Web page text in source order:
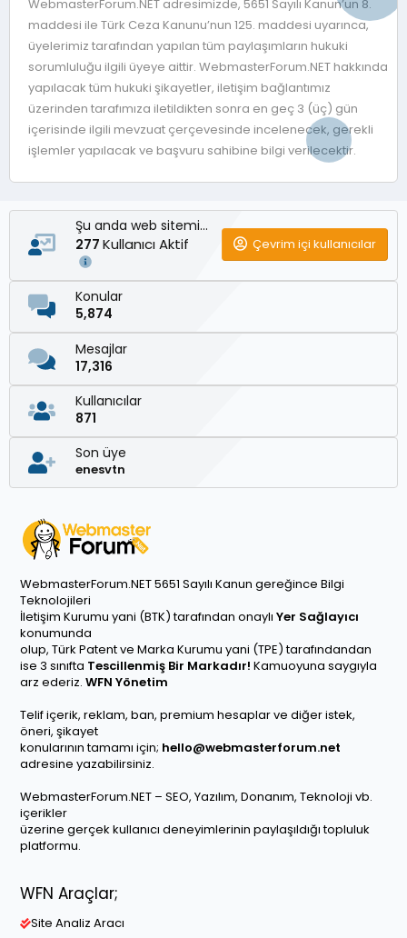
WebmasterForum.NET adresimizde, 5651 Sayılı Kanun’un 8.
maddesi ile Türk Ceza Kanunu’nun 125. maddesi uyarınca,
üyelerimiz tarafından yapılan tüm paylaşımların hukuki
sorumluluğu ilgili üyeye aittir. WebmasterForum.NET hakkında
yapılacak tüm hukuki şikayetler, iletişim bağlantımız
üzerinden tarafımıza iletildikten sonra en geç 3 (üç) gün
içerisinde ilgili mevzuat çerçevesinde incelenecek, gerekli
işlemler yapılacak ve başvuru sahibine bilgi verilecektir.
Şu anda web sitemizde
277 Kullanıcı Aktif Çevrim içi kullanıcılar
Konular
5,874
Mesajlar
17,316
Kullanıcılar
871
Son üye
enesvtn
WebmasterForum.NET 5651 Sayılı Kanun gereğince Bilgi
Teknolojileri
İletişim Kurumu yani (BTK) tarafından onaylı Yer Sağlayıcı
konumunda
olup, Türk Patent ve Marka Kurumu yani (TPE) tarafındandan
ise 3 sınıfta Tescillenmiş Bir Markadır! Kamuoyuna saygıyla
arz ederiz. WFN Yönetim
Telif içerik, reklam, ban, premium hesaplar ve diğer istek,
öneri, şikayet
konularının tamamı için; hello@webmasterforum.net
adresine yazabilirsiniz.
WebmasterForum.NET – SEO, Yazılım, Donanım, Teknoloji vb.
içerikler
üzerine gerçek kullanıcı deneyimlerinin paylaşıldığı topluluk
platformu.
WFN Araçlar;
Site Analiz Aracı